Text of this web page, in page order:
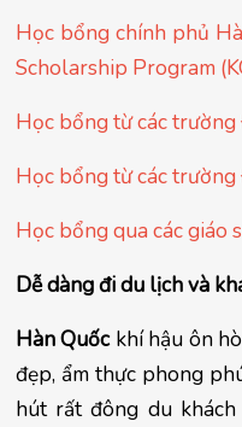
Học bổng chính phủ
Scholarship Program
Học bổng từ các
Học bổng từ các
Học bổng qua các giáo
Dễ dàng đi du lịch và
Hàn Quốc khí hậu ôn
đẹp, ẩm thực phong
hút rất đông du